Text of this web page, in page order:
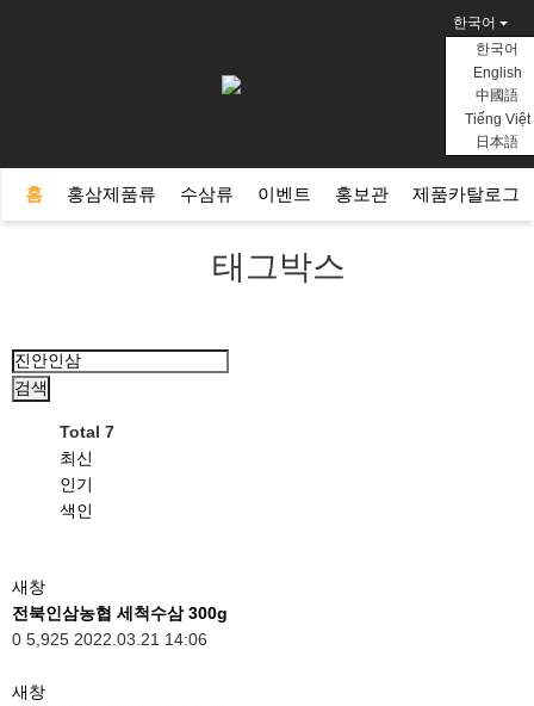
한국어
한국어
English
中國語
Tiếng Việt
日本語
홈 홍삼제품류 수삼류 이벤트 홍보관 제품카탈로그
태그박스
검색
Total 7
최신
인기
색인
새창
전북인삼농협 세척수삼 300g
0 5,925 2022.03.21 14:06
새창